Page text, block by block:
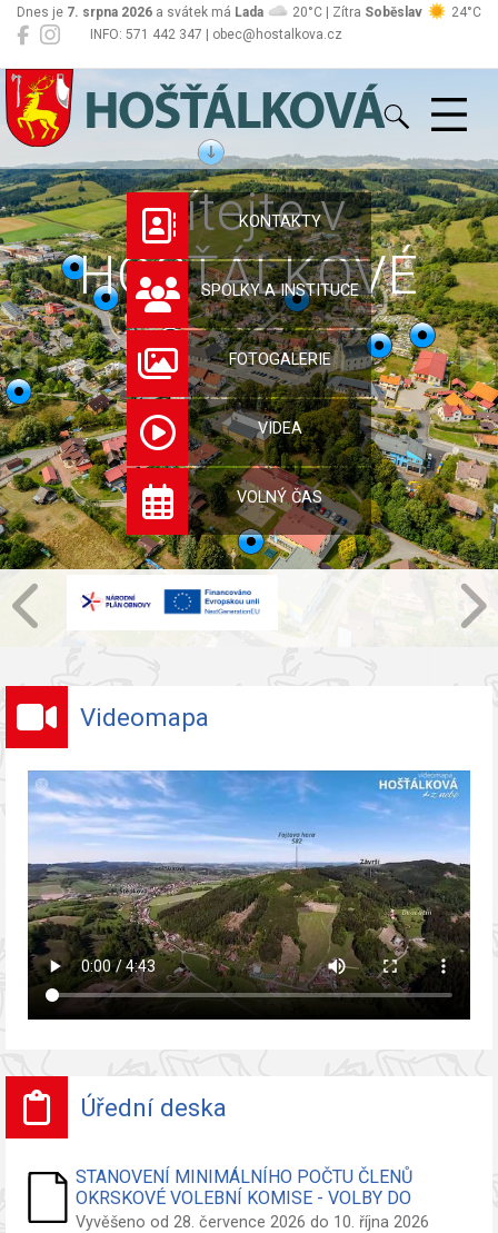
INFO: 571 442 347 | obec@hostalkova.cz
Dnes je 7. srpna 2026 a svátek má Lada 20°C | Zítra Soběslav 24°C
Hošťálková
Vítejte v
HOŠŤÁLKOVÉ
KONTAKTY
SPOLKY A INSTITUCE
FOTOGALERIE
VIDEA
VOLNÝ ČAS
Videomapa
Úřední deska
STANOVENÍ MINIMÁLNÍHO POČTU ČLENŮ
OKRSKOVÉ VOLEBNÍ KOMISE - VOLBY DO
ZASTUPITELSTVA OBCE
Vyvěšeno od 28. července 2026 do 10. října 2026